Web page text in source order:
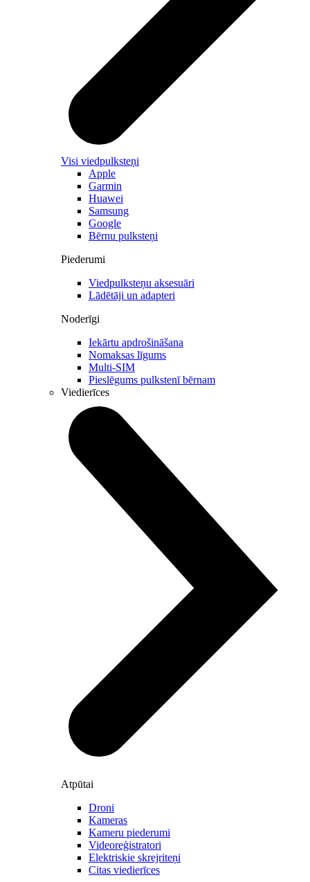
Visi viedpulksteņi
Apple
Garmin
Huawei
Samsung
Google
Bērnu pulksteņi
Piederumi
Viedpulksteņu aksesuāri
Lādētāji un adapteri
Noderīgi
Iekārtu apdrošināšana
Nomaksas līgums
Multi-SIM
Pieslēgums pulkstenī bērnam
Viedierīces
Atpūtai
Droni
Kameras
Kameru piederumi
Videoreģistratori
Elektriskie skrejriteņi
Citas viedierīces